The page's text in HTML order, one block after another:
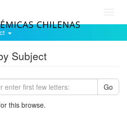
Subject
Go
this browse.